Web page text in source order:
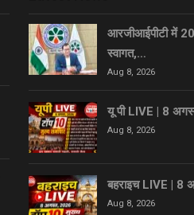
आरजीआईपीटी में
स्वागत,…
Aug 8, 2026
यू पी LIVE | 8
Aug 8, 2026
बहराइच LIVE | 8
Aug 8, 2026